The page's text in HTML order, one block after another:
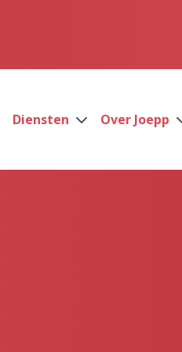
Diensten Over Joepp